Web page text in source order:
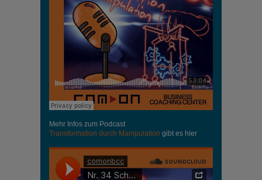
Mehr Infos zum Podcast
Transformation durch Manipulation gibt es hier